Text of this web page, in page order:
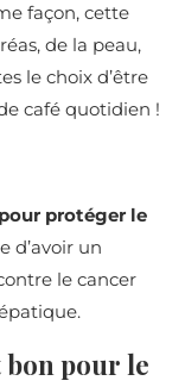
façon, cette
de la peau,
le choix d’être
café quotidien !
protéger le
d’avoir un
le cancer
bon pour le